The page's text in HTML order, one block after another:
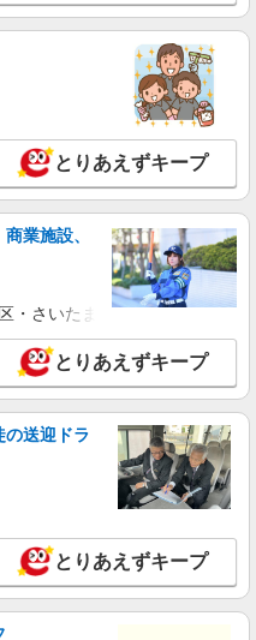
東京都北区浮間3-2-9
詳細を見る
端店
し
給1445円※時間・曜日によ
時）以降 時給＋150円 ※日・
1-5-7
詳細を見る
端店
時給1345円※時間・曜日によ
日・祝日 時給＋100円
詳細を見る
店
とりあえずキープ
業施設、
・さいたま市岩槻区・久喜市・
とりあえずキープ
の送迎ドラ
とりあえずキープ